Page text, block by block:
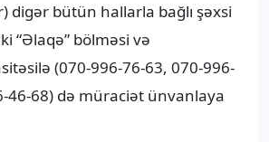
digər bütün hallarla bağlı şəxsi
“Əlaqə” bölməsi və
(070-996-76-63, 070-996-
46-68) də müraciət ünvanlaya